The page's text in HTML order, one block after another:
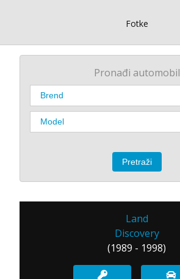
Fotke
Pronađi automobil
Land
Discovery
(1989 - 1998)